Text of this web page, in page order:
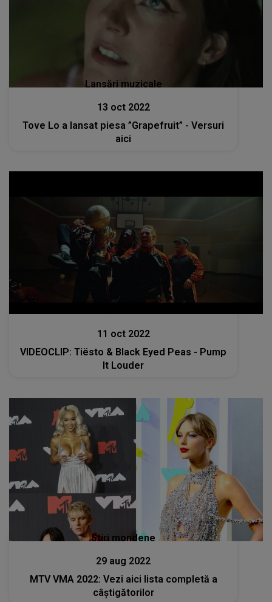
Lansări muzicale
13 oct 2022
Tove Lo a lansat piesa ”Grapefruit” - Versuri
aici
11 oct 2022
VIDEOCLIP: Tiësto & Black Eyed Peas - Pump
It Louder
Stiri mondene
29 aug 2022
MTV VMA 2022: Vezi aici lista completă a
câștigătorilor